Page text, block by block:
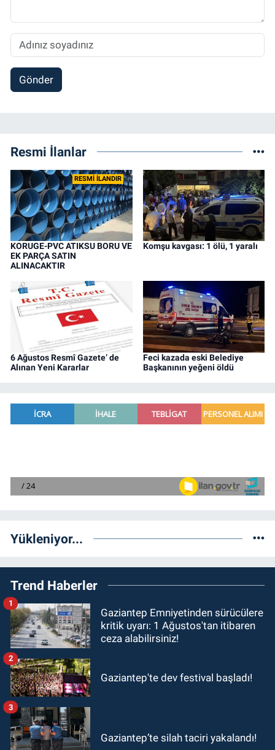
Gönder
Resmi İlanlar
RESMİ İLANDIR
KORUGE-PVC ATIKSU BORU VE
EK PARÇA SATIN
ALINACAKTIR
Komşu kavgası: 1 ölü, 1 yaralı
6 Ağustos Resmî Gazete’ de
Alınan Yeni Kararlar
Feci kazada eski Belediye
Başkanının yeğeni öldü
Yükleniyor...
Trend Haberler
Gaziantep Emniyetinden sürücülere
kritik uyarı: 1 Ağustos'tan itibaren
ceza alabilirsiniz!
1
Gaziantep'te dev festival başladı!
2
Gaziantep’te silah taciri yakalandı!
3